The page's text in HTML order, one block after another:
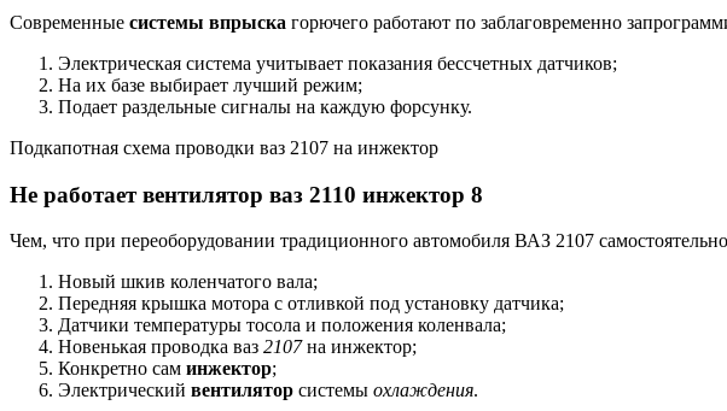
Современные системы впрыска горючего работают по заблаговременно
Электрическая система учитывает показания бессчетных датчиков;
На их базе выбирает лучший режим;
Подает раздельные сигналы на каждую форсунку.
Подкапотная схема проводки ваз 2107 на инжектор
Не работает вентилятор ваз 2110 инжектор 8
Чем, что при переоборудовании традиционного автомобиля ВАЗ 2107
Новый шкив коленчатого вала;
Передняя крышка мотора с отливкой под установку датчика;
Датчики температуры тосола и положения коленвала;
Новенькая проводка ваз 2107на инжектор;
Конкретно сам инжектор;
Электрический вентилятор системы охлаждения.